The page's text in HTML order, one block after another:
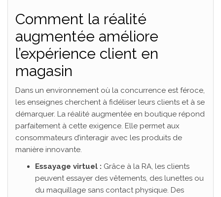
Comment la réalité
augmentée améliore
l’expérience client en
magasin
Dans un environnement où la concurrence est féroce,
les enseignes cherchent à fidéliser leurs clients et à se
démarquer. La réalité augmentée en boutique répond
parfaitement à cette exigence. Elle permet aux
consommateurs d’interagir avec les produits de
manière innovante.
Essayage virtuel : Grâce à la RA, les clients
peuvent essayer des vêtements, des lunettes ou
du maquillage sans contact physique. Des